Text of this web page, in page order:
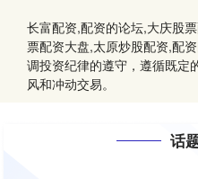
长富配资,配资的论坛,大庆股
票配资大盘,太原炒股配资,配
调投资纪律的遵守，遵循既定
风和冲动交易。
话